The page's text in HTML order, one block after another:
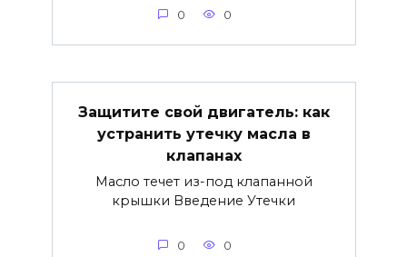
0 0
Защитите свой двигатель: как
устранить утечку масла в
клапанах
Масло течет из-под клапанной
крышки Введение Утечки
0 0